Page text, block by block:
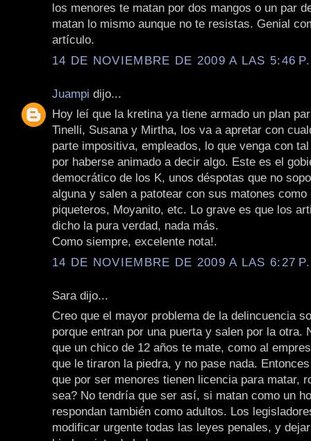
los menores te matan por dos mangos o un par
matan lo mismo aunque no te resistas. Genial
artículo.
14 DE NOVIEMBRE DE 2009 A LAS 5:46
Juampi dijo...
Hoy leí que la kretina ya tiene armado un plan
Tinelli, Susana y Mirtha, los va a apretar con
parte impositiva, empleados, lo que venga con
por haberse animado a decir algo. Este es el
democrático de los K, unos déspotas que no
alguna y salen a patotear con sus matones
piqueteros, Moyanito, etc. Lo grave es que los
dicho la pura verdad, nada más.
Como siempre, excelente nota!.
14 DE NOVIEMBRE DE 2009 A LAS 6:27
Sara dijo...
Creo que el mayor problema de la delincuencia
porque entran por una puerta y salen por la otra.
que un chico de 12 años te mate, como al
que le tiraron la piedra, y no pase nada.
que por ser menores tienen licencia para matar,
sea? No tendría que ser así, si matan como un
respondan también como adultos. Los
modificar urgente todas las leyes penales, y